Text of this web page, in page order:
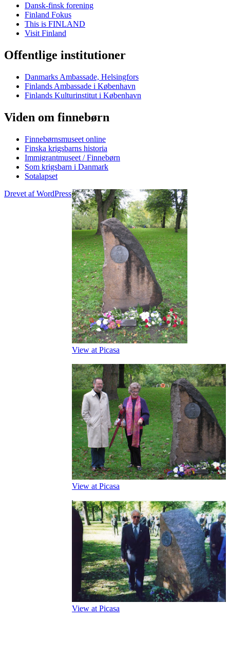
Dansk-finsk forening
Finland Fokus
This is FINLAND
Visit Finland
Offentlige institutioner
Danmarks Ambassade, Helsingfors
Finlands Ambassade i København
Finlands Kulturinstitut i København
Viden om finnebørn
Finnebørnsmuseet online
Finska krigsbarns historia
Immigrantmuseet / Finnebørn
Som krigsbarn i Danmark
Sotalapset
View at Picasa
View at Picasa
View at Picasa
Drevet af WordPress